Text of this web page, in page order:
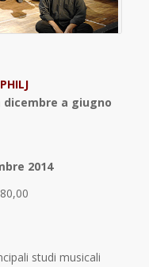
dicembre a giugno
2014
studi musicali